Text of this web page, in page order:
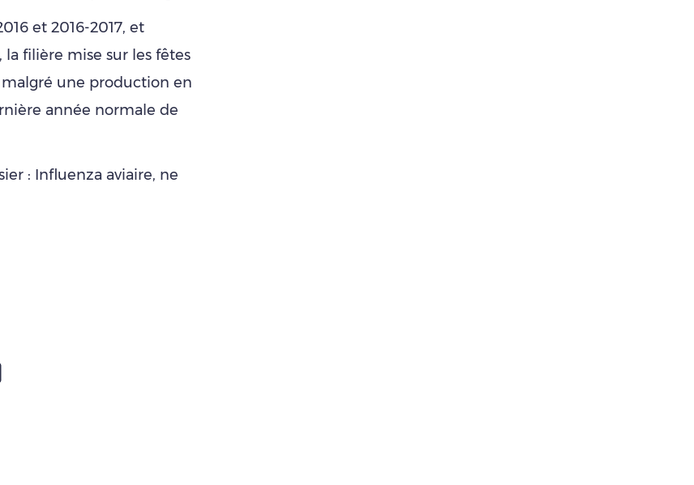
et 2016-2017, et
filière mise sur les fêtes
une production en
année normale de
: Influenza aviaire, ne